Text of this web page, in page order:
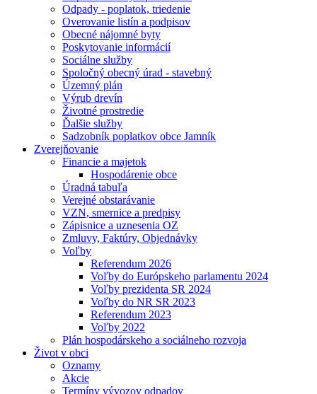
Odpady - poplatok, triedenie
Overovanie listín a podpisov
Obecné nájomné byty
Poskytovanie informácií
Sociálne služby
Spoločný obecný úrad - stavebný
Územný plán
Výrub drevín
Životné prostredie
Ďalšie služby
Sadzobník poplatkov obce Jamník
Zverejňovanie
Financie a majetok
Hospodárenie obce
Úradná tabuľa
Verejné obstarávanie
VZN, smernice a predpisy
Zápisnice a uznesenia OZ
Zmluvy, Faktúry, Objednávky
Voľby
Referendum 2026
Voľby do Európskeho parlamentu 2024
Voľby prezidenta SR 2024
Voľby do NR SR 2023
Referendum 2023
Voľby 2022
Plán hospodárskeho a sociálneho rozvoja
Život v obci
Oznamy
Akcie
Termíny vývozov odpadov